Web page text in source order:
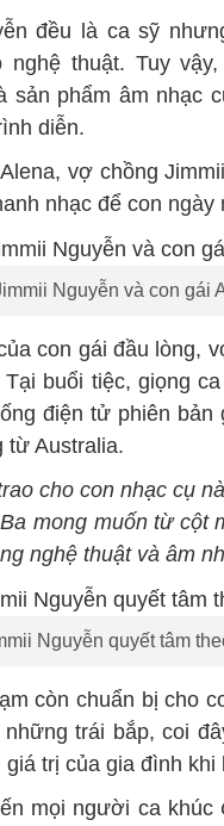
đều là ca sỹ
thuật. Tuy
sản phẩm âm nhạc
diễn.
vợ chồng
nhạc để con ngày
Nguyễn và con gái
con gái đầu lòng,
buổi tiệc, giọng
điện tử phiên
từ Australia.
cho con nhạc cụ
mong muốn từ cột
nghệ thuật và âm
Nguyễn quyết tâm
còn chuẩn bị cho
trái bắp, coi
trị của gia đình
mọi người ca khúc